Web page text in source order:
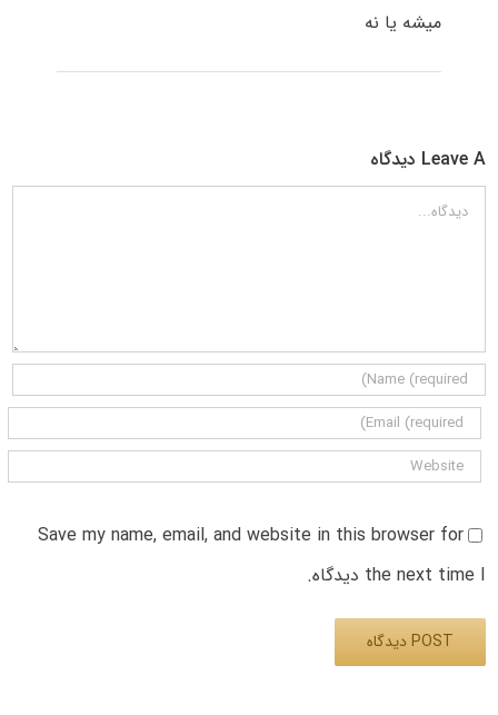
میشه یا نه
Leave A دیدگاه
دیدگاه
Save my name, email, and website in this browser for
the next time I دیدگاه.